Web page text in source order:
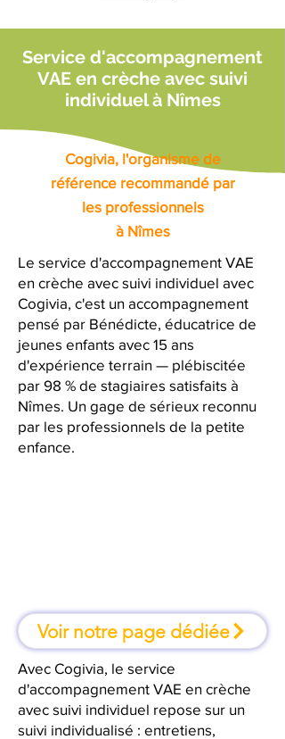
Service d'accompagnement
VAE en crèche avec suivi
individuel à Nîmes
Cogivia, l'organisme de
référence recommandé par
les professionnels
à Nîmes
Le service d'accompagnement VAE
en crèche avec suivi individuel avec
Cogivia, c'est un accompagnement
pensé par Bénédicte, éducatrice de
jeunes enfants avec 15 ans
d'expérience terrain — plébiscitée
par 98 % de stagiaires satisfaits à
Nîmes. Un gage de sérieux reconnu
par les professionnels de la petite
enfance.
Voir notre page dédiée
Avec Cogivia, le service
d'accompagnement VAE en crèche
avec suivi individuel repose sur un
suivi individualisé : entretiens,